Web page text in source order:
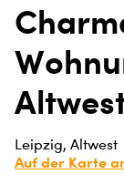
Leipzig, Altwest
Auf der Karte